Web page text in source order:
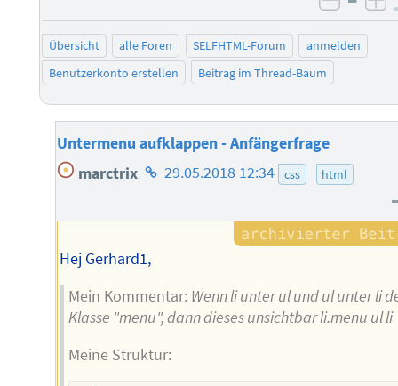
Übersicht alle Foren SELFHTML-Forum
anmelden
Benutzerkonto erstellen
Beitrag im Thread-Baum
Untermenu aufklappen - Anfängerfrage
marctrix Homepage
Autors
29.05.2018 12:34 css html
Hej Gerhard1,
Mein Kommentar: Wenn li unter ul und ul unter li
Klasse "menu", dann dieses unsichtbar li.menu ul li
Meine Struktur: